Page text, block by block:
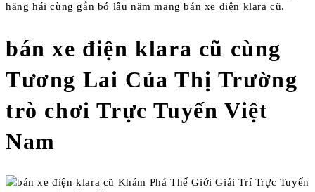
hăng hái cùng gắn bó lâu năm mang bán xe điện klara cũ.
bán xe điện klara cũ cùng
Tương Lai Của Thị Trường
trò chơi Trực Tuyến Việt
Nam